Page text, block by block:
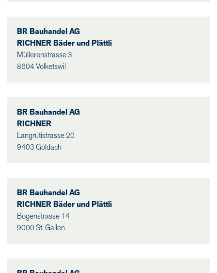
BR Bauhandel AG
RICHNER Bäder und Plättli
Müllerenstrasse 3
8604 Volketswil
BR Bauhandel AG
RICHNER
Langrütistrasse 20
9403 Goldach
BR Bauhandel AG
RICHNER Bäder und Plättli
Bogenstrasse 14
9000 St. Gallen